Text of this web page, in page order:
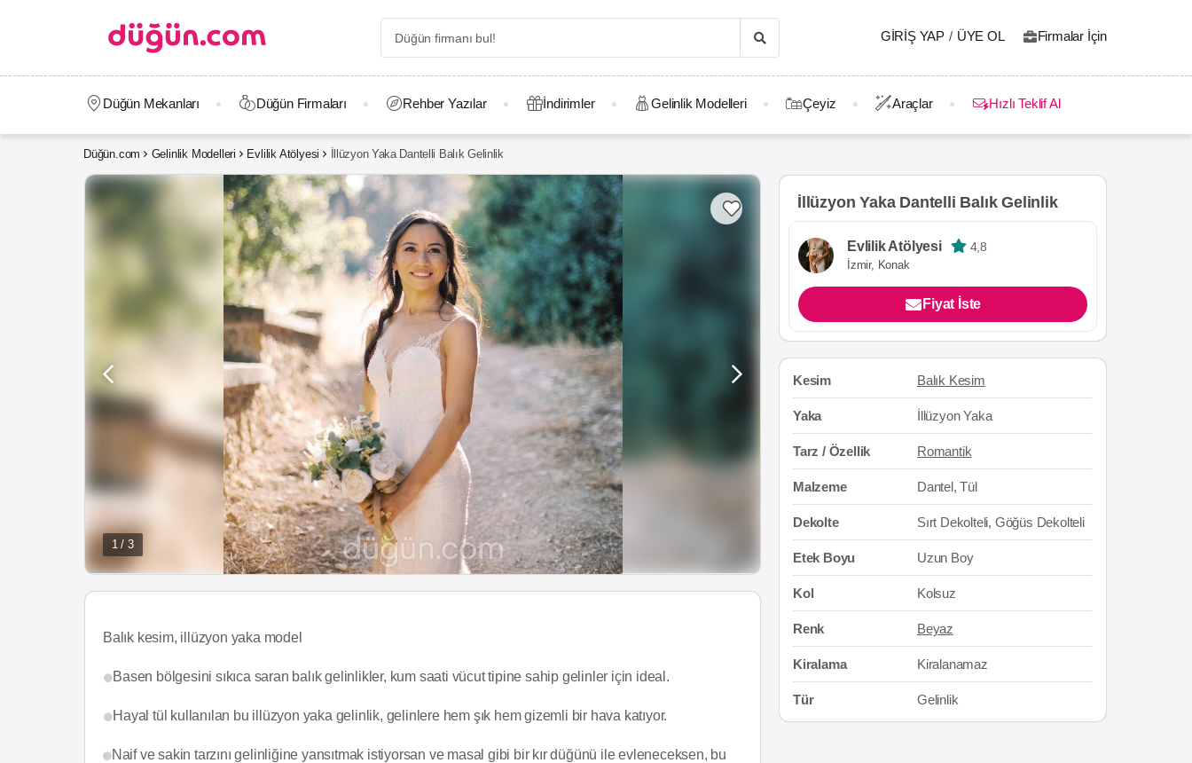
GIRIŞ YAP / ÜYE OL Firmalar İçin
Düğün Mekanları Düğün Firmaları Rehber Yazılar İndirimler Gelinlik Modelleri Çeyiz Araçlar Hızlı Teklif Al
Düğün.com Gelinlik Modelleri Evlilik Atölyesi İllüzyon Yaka Dantelli Balık Gelinlik
1 / 3
Balık kesim, illüzyon yaka model
Basen bölgesini sıkıca saran balık gelinlikler, kum saati vücut tipine sahip gelinler için ideal.
Hayal tül kullanılan bu illüzyon yaka gelinlik, gelinlere hem şık hem gizemli bir hava katıyor.
Naif ve sakin tarzını gelinliğine yansıtmak istiyorsan ve masal gibi bir kır düğünü ile evleneceksen, bu
İllüzyon Yaka Dantelli Balık Gelinlik
Evlilik Atölyesi 4,8
İzmir, Konak
Fiyat İste
Kesim Balık Kesim
Yaka İllüzyon Yaka
Tarz / Özellik Romantik
Malzeme Dantel, Tül
Dekolte Sırt Dekolteli, Göğüs Dekolteli
Etek Boyu Uzun Boy
Kol Kolsuz
Renk Beyaz
Kiralama Kiralanamaz
Tür Gelinlik